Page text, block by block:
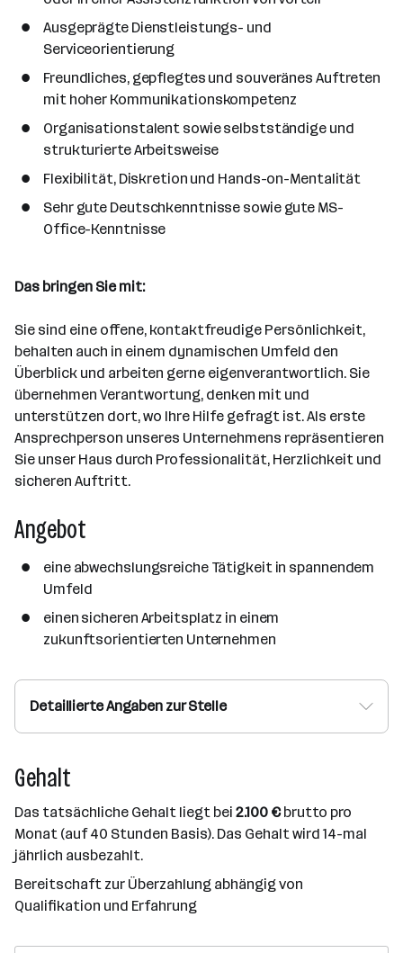
Ausgeprägte Dienstleistungs- und
Serviceorientierung
Freundliches, gepflegtes und souveränes Auftreten
mit hoher Kommunikationskompetenz
Organisationstalent sowie selbstständige und
strukturierte Arbeitsweise
Flexibilität, Diskretion und Hands-on-Mentalität
Sehr gute Deutschkenntnisse sowie gute MS-
Office-Kenntnisse
Das bringen Sie mit:
Sie sind eine offene, kontaktfreudige Persönlichkeit,
behalten auch in einem dynamischen Umfeld den
Überblick und arbeiten gerne eigenverantwortlich. Sie
übernehmen Verantwortung, denken mit und
unterstützen dort, wo Ihre Hilfe gefragt ist. Als erste
Ansprechperson unseres Unternehmens repräsentieren
Sie unser Haus durch Professionalität, Herzlichkeit und
sicheren Auftritt.
Angebot
eine abwechslungsreiche Tätigkeit in spannendem
Umfeld
einen sicheren Arbeitsplatz in einem
zukunftsorientierten Unternehmen
Detaillierte Angaben zur Stelle
Gehalt
Das tatsächliche Gehalt liegt bei 2.100 €brutto pro
Monat (auf 40 Stunden Basis). Das Gehalt wird 14-mal
jährlich ausbezahlt.
Bereitschaft zur Überzahlung abhängig von
Qualifikation und Erfahrung